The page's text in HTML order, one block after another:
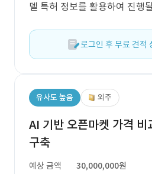
델 특허 정보를 활용하여 진행
로그인 후 무료 견적
유사도 높음 외주
AI 기반 오픈마켓 가격 비
구축
예상 금액
30,000,000원